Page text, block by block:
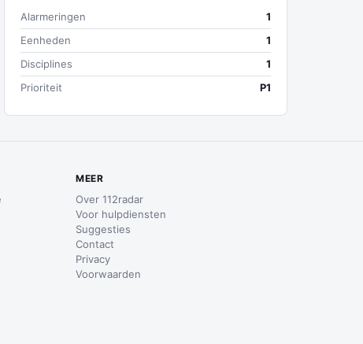
Alarmeringen
1
Eenheden
1
Disciplines
1
Prioriteit
P1
MEER
Over 112radar
Voor hulpdiensten
Suggesties
Contact
Privacy
Voorwaarden